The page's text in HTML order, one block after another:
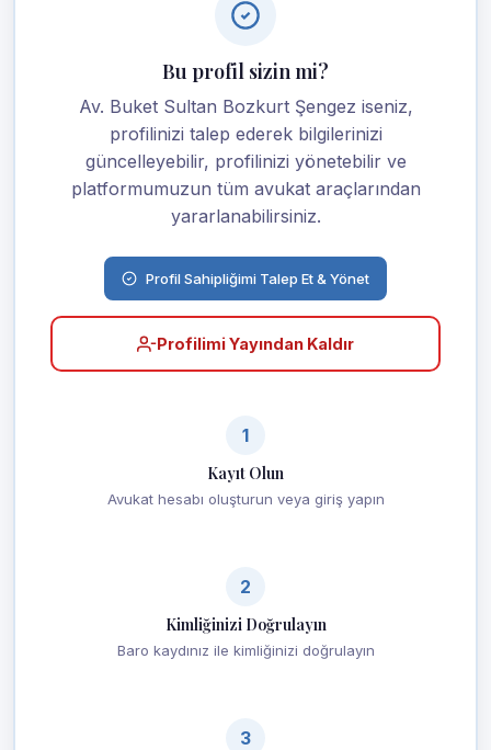
Bu profil sizin mi?
Av. Buket Sultan Bozkurt Şengez iseniz,
profilinizi talep ederek bilgilerinizi
güncelleyebilir, profilinizi yönetebilir ve
platformumuzun tüm avukat araçlarından
yararlanabilirsiniz.
Profil Sahipliğimi Talep Et & Yönet
Profilimi Yayından Kaldır
1
Kayıt Olun
Avukat hesabı oluşturun veya giriş yapın
2
Kimliğinizi Doğrulayın
Baro kaydınız ile kimliğinizi doğrulayın
3